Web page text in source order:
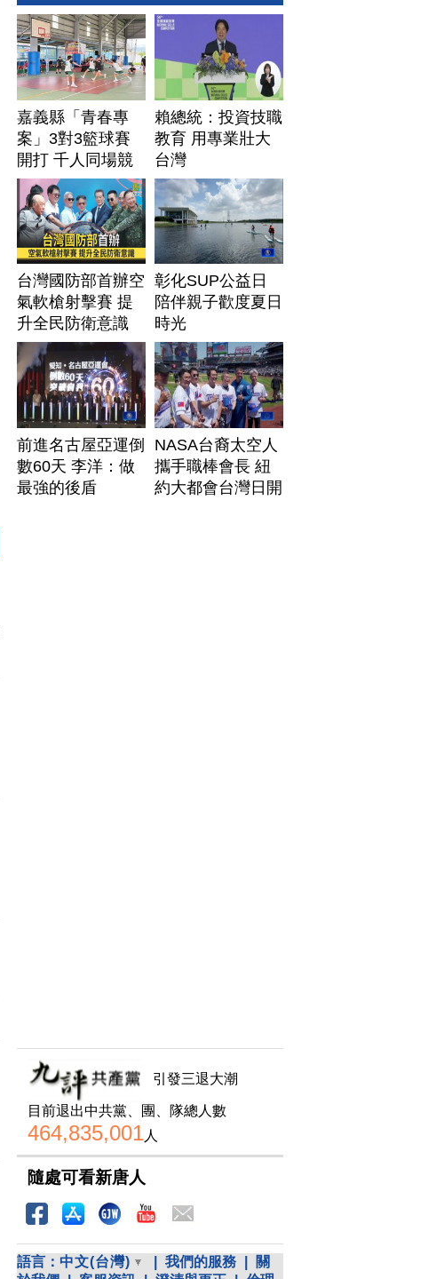
嘉義縣「青春專
案」3對3籃球賽
開打 千人同場競
技
賴總統：投資技職
教育 用專業壯大
台灣
台灣國防部首辦空
氣軟槍射擊賽 提
升全民防衛意識
彰化SUP公益日
陪伴親子歡度夏日
時光
前進名古屋亞運倒
數60天 李洋：做
最強的後盾
NASA台裔太空人
攜手職棒會長 紐
約大都會台灣日開
引發三退大潮
目前退出中共黨、團、隊總人數
464,835,001人
隨處可看新唐人
語言： 中文(台灣) 我們的服務
關